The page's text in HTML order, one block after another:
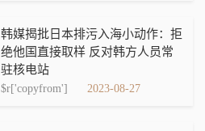
韩媒揭批日本排污入海小动作：拒
绝他国直接取样 反对韩方人员常
驻核电站
$r['copyfrom'] 2023-08-27